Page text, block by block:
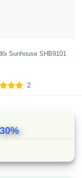
Sunhouse SHB9101
2